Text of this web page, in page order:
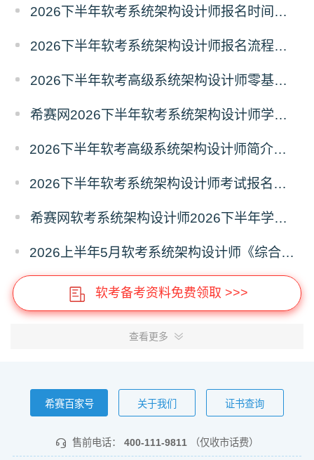
2026下半年软考系统架构设计师报名时间及条件
2026下半年软考系统架构设计师报名流程及注意事项
2026下半年软考高级系统架构设计师零基础备考建议
希赛网2026下半年软考系统架构设计师学习打卡表
2026下半年软考高级系统架构设计师简介（考试重点+范围）
2026下半年软考系统架构设计师考试报名什么时候开始？
希赛网软考系统架构设计师2026下半年学习计划
2026上半年5月软考系统架构设计师《综合知识》真题答案汇总
软考备考资料免费领取 >>>
查看更多
希赛百家号 关于我们 证书查询
售前电话： 400-111-9811 （仅收市话费）